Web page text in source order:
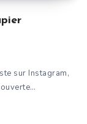
sur Instagram,